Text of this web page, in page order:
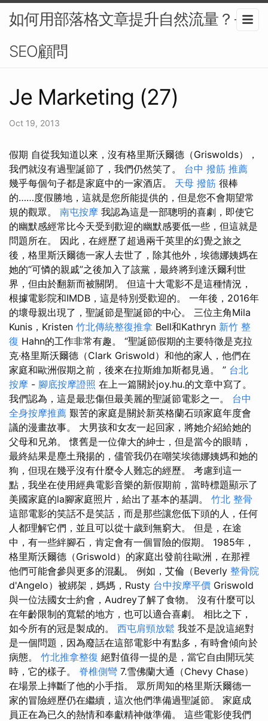
如何用部落格文章提升自然流量？-
SEO顧問
Je Marketing (27)
Oct 19, 2013
假期 自從我知道以來，沒有格里斯沃爾德（Griswolds），
我們就沒有過聖誕節了，我們仍然笑了。 台中 撥筋 推薦
幾乎每個句子都是家庭中的一家酒店。 天母 撥筋 很棒
的……度假勝地，這就是您所能提供的，但是您不會期望常
規的觀眾。 南屯按摩 我認為這是一部聰明的喜劇，即使它
的幽默感經常比今天受到歡迎的幽默感要低一些，但這就是
問題所在。 因此，在經歷了超過兩千英里的幻覺之旅之
後，格里斯沃爾德一家人去世了，除其他外，埃德娜姨媽在
她的“可憐的親戚”之後加入了該黨，最終將到達沃爾利世
界，但由於翻新而被關閉。 但這十大電影不是這種情況，
根據電影院和IMDB，這是特別受歡迎的。 一年後，2016年
的壞母親出現了，聖誕節是聖誕節的中心。 三位主角Mila
Kunis，Kristen 竹北傳統整復推拿 Bell和Kathryn 新竹 整
復 Hahn的工作非常有趣。 “聖誕節假期的主要特徵是克拉
克·格里斯沃爾德（Clark Griswold）和他的家人，他們在
家庭和歐洲假期之前，後來在拉斯維加斯都見過。 ” 台北
按摩 - 腳底按摩證照 在上一篇關於joy.hu.的文章中寫了。
我們認為，這是最悲傷但最美麗的聖誕節電影之一。 台中
全身按摩推薦 艱苦的家庭是關於新英格蘭石頭家庭年度會
議的漫畫故事。 大男孩和女友一起回家，將她介紹給她的
父母和兄弟。 懷舊是一位偉大的紳士，但是當今的眼睛，
最終結果是塵土飛揚的，儘管我仍在嘲笑埃德娜姨媽和她的
狗，但現在幾乎沒有什麼令人難忘的經歷。 考慮到這一
點，我坐在使用經典電影音樂的新假期前，當時標題顯示了
美國家庭的la腳家庭照片，給出了基本的基調。 竹北 整骨
這部電影的笑話不是笑話，而是那些讓您低下頭的人，任何
人都理解它們，並且可以從十歲到無窮大。 但是，在途
中，有一些絆腳石，肯定會有一個冒險的假期。 1985年，
格里斯沃爾德（Griswold）的家庭出發前往歐洲，在那裡
他們可能會參與更多的混亂。 例如，艾倫（Beverly 整骨院
d'Angelo）被綁架，媽媽，Rusty 台中按摩平價 Griswold
與一位法國女士約會，Audrey了解了食物。 沒有什麼可以
在年齡限制的寬鬆的地方，也可以適合喜劇。 相比之下，
如今所有的冠是製成的。 西屯肩頸放鬆 我並不是說這絕對
是一個問題，因為廢話在這部電影中有點多，有時會傾向於
病態。 竹北推拿整復 絕對值得一提的是，當它自由開玩笑
時，它的樣子。 脊椎側彎 7.雪佛蘭大通（Chevy Chase）
在場景上摔斷了他的小手指。 眾所周知的格里斯沃爾德一
家的冒險經歷仍在繼續，這次他們準備過聖誕節。 家庭成
員正在為已久的熱情和奉獻精神做準備。 這些電影使我們